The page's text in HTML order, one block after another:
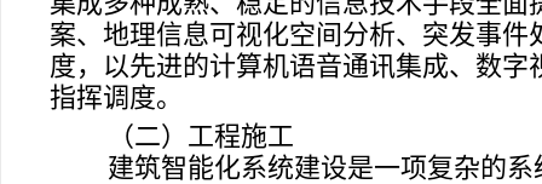
案、地理信息可视化空间分析、突发事
度，以先进的计算机语音通讯集成、数
指挥调度。
（二）工程施工
建筑智能化系统建设是一项复杂的系